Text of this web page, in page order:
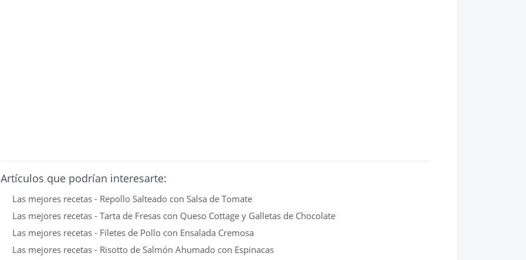
Artículos que podrían interesarte:
Las mejores recetas - Repollo Salteado con Salsa de Tomate
Las mejores recetas - Tarta de Fresas con Queso Cottage y Galletas de Chocolate
Las mejores recetas - Filetes de Pollo con Ensalada Cremosa
Las mejores recetas - Risotto de Salmón Ahumado con Espinacas